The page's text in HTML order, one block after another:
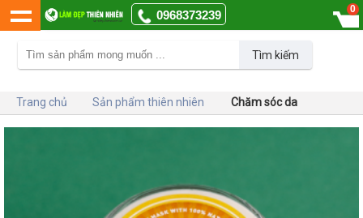
0968373239 0
Tìm kiếm
Trang chủ Sản phẩm thiên nhiên Chăm sóc da